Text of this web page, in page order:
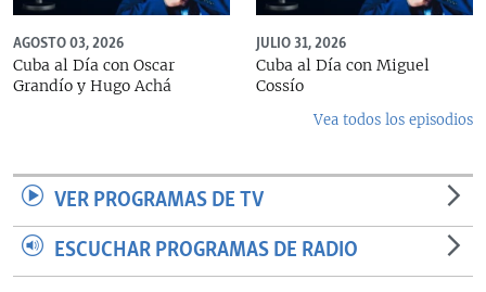
AGOSTO 03, 2026
Cuba al Día con Oscar
Grandío y Hugo Achá
JULIO 31, 2026
Cuba al Día con Miguel
Cossío
Vea todos los episodios
VER PROGRAMAS DE TV
ESCUCHAR PROGRAMAS DE RADIO